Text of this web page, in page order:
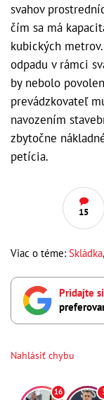
svahov
čím sa má
kubických
odpadu v rámci
by nebolo
prevádzkovateľ
navozením
zbytočne
petícia.
15
Viac o téme: Skládka,
Pridajte
Nahlásiť chybu
16